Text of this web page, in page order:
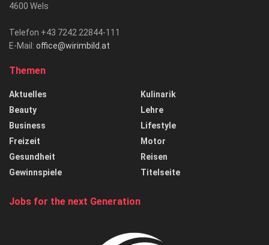
4600 Wels
Telefon +43 7242 22844-111
E-Mail: office@wirimbild.at
Themen
Aktuelles
Beauty
Business
Freizeit
Gesundheit
Gewinnspiele
Kulinarik
Lehre
Lifestyle
Motor
Reisen
Titelseite
Jobs for the next Generation